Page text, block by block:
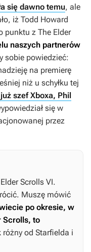
się dawno temu, ale
iż Todd Howard
punktu z The Elder
naszych partnerów
sobie powiedzieć:
na premierę
niż u schyłku tej
już szef Xboxa, Phil
się w
przez
Scrolls VI.
Muszę mówić
po okresie, w
Scrolls, to
różny od Starfielda i